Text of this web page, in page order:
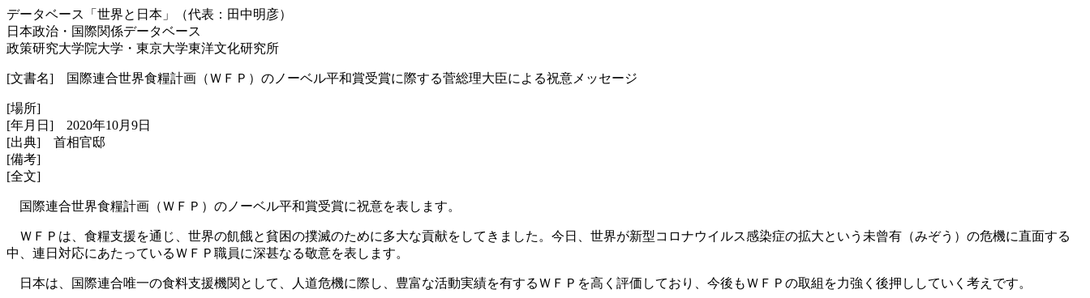
データベース「世界と日本」（代表：田中明彦）
日本政治・国際関係データベース
政策研究大学院大学・東京大学東洋文化研究所
[文書名] 国際連合世界食糧計画（ＷＦＰ）のノーベル平和賞受賞に際する菅総理大臣による祝意メッセージ
[場所]
[年月日] 2020年10月9日
[出典] 首相官邸
[備考]
[全文]
国際連合世界食糧計画（ＷＦＰ）のノーベル平和賞受賞に祝意を表します。
ＷＦＰは、食糧支援を通じ、世界の飢餓と貧困の撲滅のために多大な貢献をしてきました。今日、世界が新型コロナウイルス感染症の拡大という未曾有（みぞう）の危機に直面する
中、連日対応にあたっているＷＦＰ職員に深甚なる敬意を表します。
日本は、国際連合唯一の食料支援機関として、人道危機に際し、豊富な活動実績を有するＷＦＰを高く評価しており、今後もＷＦＰの取組を力強く後押ししていく考えです。